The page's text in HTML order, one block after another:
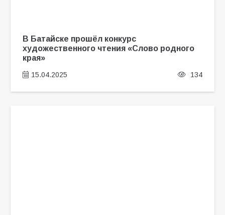
В Батайске прошёл конкурс
художественного чтения «Слово родного
края»
15.04.2025 134